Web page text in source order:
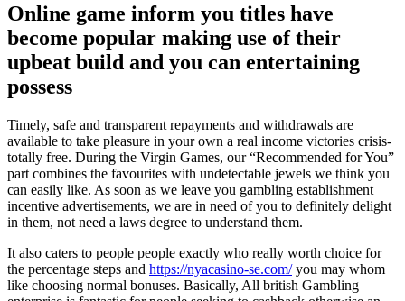
Online game inform you titles have
become popular making use of their
upbeat build and you can entertaining
possess
Timely, safe and transparent repayments and withdrawals are
available to take pleasure in your own a real income victories crisis-
totally free. During the Virgin Games, our “Recommended for You”
part combines the favourites with undetectable jewels we think you
can easily like. As soon as we leave you gambling establishment
incentive advertisements, we are in need of you to definitely delight
in them, not need a laws degree to understand them.
It also caters to people people exactly who really worth choice for
the percentage steps and https://nyacasino-se.com/you may whom
like choosing normal bonuses. Basically, All british Gambling